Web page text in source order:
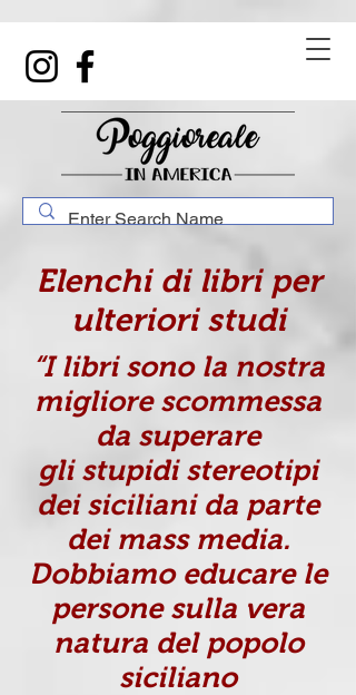
Elenchi di libri per
ulteriori studi
“I libri sono la nostra
migliore scommessa
da superare
gli stupidi stereotipi
dei siciliani da parte
dei mass media.
Dobbiamo educare le
persone sulla vera
natura del popolo
siciliano